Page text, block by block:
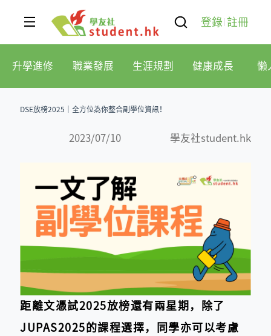
登錄 註冊
升學進修 職業發展 生涯規劃 健康成長 懶
DSE放榜2025｜全方位為你整合副學位資訊！
2023/07/10 學友社student.hk
距離文憑試2025放榜還有兩星期，除了
JUPAS2025的課程選擇，同學亦可以考慮